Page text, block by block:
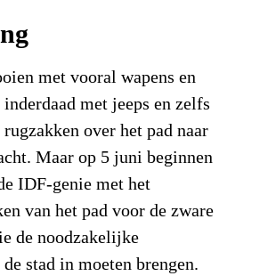
met vooral wapens en
met jeeps en zelfs
over het pad naar
Maar op 5 juni beginnen
IDF-genie met het
van het pad voor de zware
de noodzakelijke
stad in moeten brengen.